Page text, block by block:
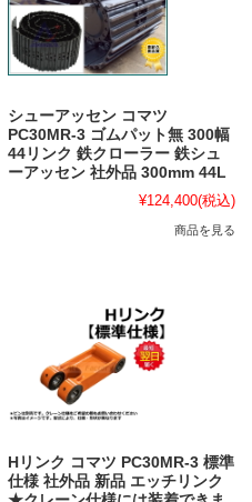
シューアッセン コマツ
PC30MR-3 ゴムパット無 300幅
44リンク 鉄クローラー 鉄シュ
ーアッセン 社外品 300mm 44L
¥124,400(税込)
商品を見る
Hリンク コマツ PC30MR-3 標準
仕様 社外品 新品 エッチリンク